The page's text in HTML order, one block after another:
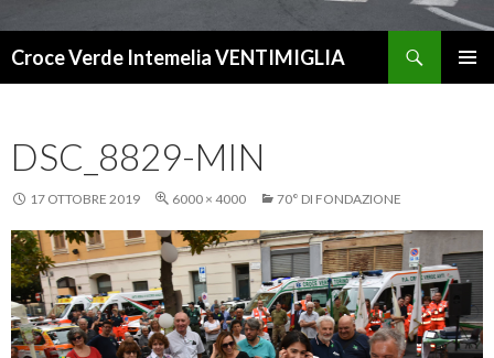
Croce Verde Intemelia VENTIMIGLIA
DSC_8829-MIN
17 OTTOBRE 2019 6000 × 4000 70° DI FONDAZIONE